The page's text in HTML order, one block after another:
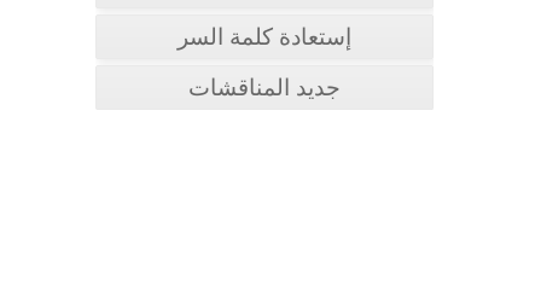
إستعادة كلمة السر
جديد المناقشات